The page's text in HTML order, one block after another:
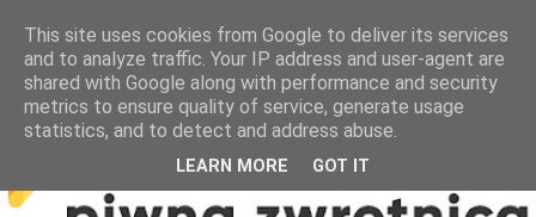
This site uses cookies from Google to deliver its services
and to analyze traffic. Your IP address and user-agent are
shared with Google along with performance and security
metrics to ensure quality of service, generate usage
statistics, and to detect and address abuse.
LEARN MORE GOT IT